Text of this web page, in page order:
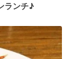
ランチ♪